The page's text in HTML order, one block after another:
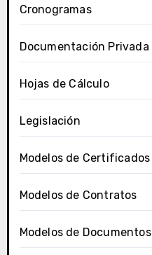
Cronogramas
Documentación Privada
Hojas de Cálculo
Legislación
Modelos de Certificados
Modelos de Contratos
Modelos de Documentos